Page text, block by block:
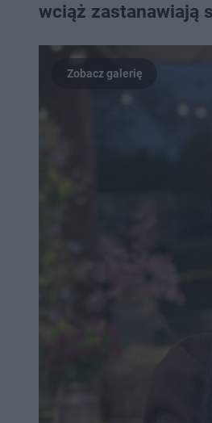
wciąż zastanawiają